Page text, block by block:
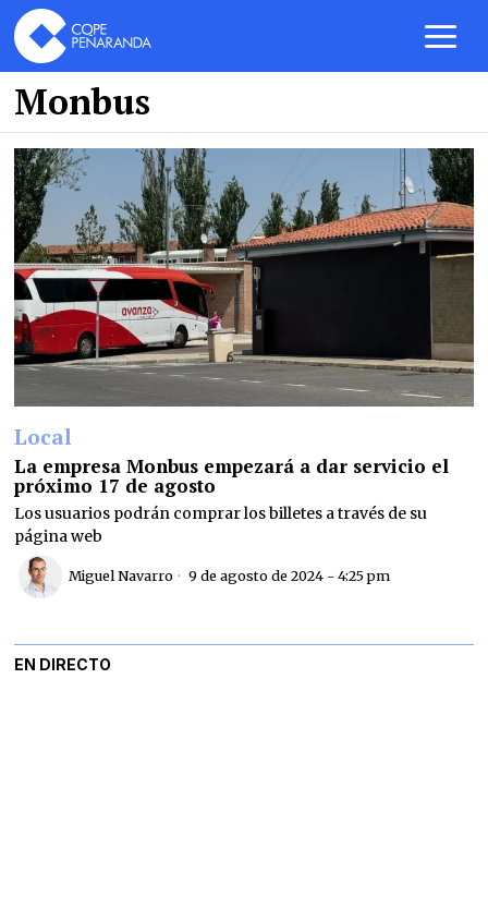
Monbus
Local
La empresa Monbus empezará a dar servicio el
próximo 17 de agosto
Los usuarios podrán comprar los billetes a través de su
página web
Miguel Navarro 9 de agosto de 2024 - 4:25 pm
EN DIRECTO